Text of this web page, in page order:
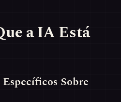
a IA Está
Sobre